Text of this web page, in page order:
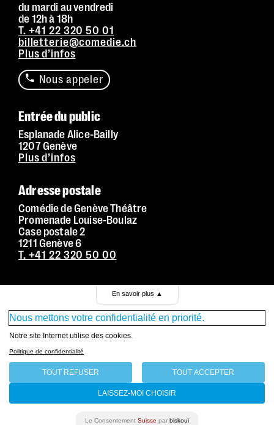
du mardi au vendredi
de 12h à 18h
T. +41 22 320 50 01
billetterie@comedie.ch
Plus d’infos
Nous appeler
Entrée du public
Esplanade Alice-Bailly
1207 Genève
Plus d’infos
Adresse postale
Comédie de Genève Théâtre
Promenade Louise-Boulaz
Case postale 2
1211 Genève 6
T. +41 22 320 50 00
Conditions générales de vente
Politique de confidentialité
En savoir plus ▲
Nous mettons votre confidentialité en priorité.
Notre site Internet utilise des cookies.
Politique de confidentialité
TOUT REFUSER TOUT ACCEPTER
LAISSEZ-MOI CHOISIR
Le Consentement Suisse par biskoui